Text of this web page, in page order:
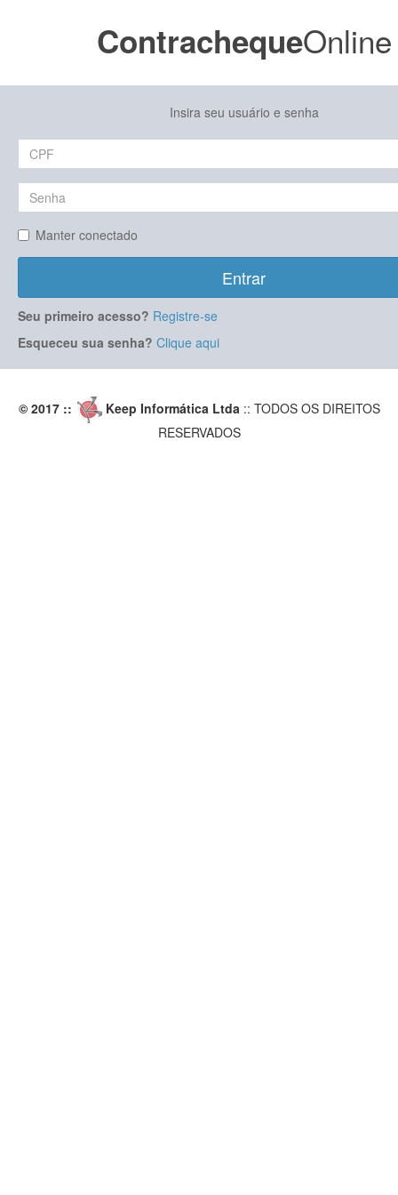
ContrachequeOnline
Insira seu usuário e senha
Manter conectado
Entrar
Seu primeiro acesso? Registre-se
Esqueceu sua senha? Clique aqui
© 2017 :: Keep Informática Ltda:: TODOS OS DIREITOS
RESERVADOS